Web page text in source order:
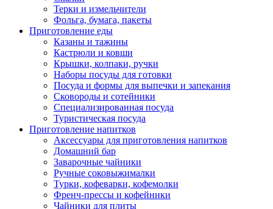
Терки и измельчители
Фольга, бумага, пакеты
Приготовление еды
Казаны и тажины
Кастрюли и ковши
Крышки, колпаки, ручки
Наборы посуды для готовки
Посуда и формы для выпечки и запекания
Сковороды и сотейники
Специализированная посуда
Туристическая посуда
Приготовление напитков
Аксессуары для приготовления напитков
Домашний бар
Заварочные чайники
Ручные соковыжималки
Турки, кофеварки, кофемолки
Френч-прессы и кофейники
Чайники для плиты